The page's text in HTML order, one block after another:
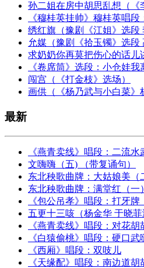
孙二姐在房中胡思乱想（《
《穆桂英挂帅》穆桂英唱
绣红旗（豫剧《江姐》选段
允媒（豫剧《拾玉镯》选段
求奶奶你再莫把伤心的话儿
《卷席筒》选段：小仓娃
闯宫（《打金枝》选场）
画供（《杨乃武与小白菜》
最新
《燕青卖线》唱段：二流水
文嗨嗨（五) （带复诵句）
东北秧歌曲牌：大姑娘美（
东北秧歌曲牌：满堂红（一）
《包公吊孝》唱段：打牙牌
五更十三咳（杨金华 于晓菲
《燕青卖线》唱段：对花胡
《白猿偷桃》唱段：硬口武
《西厢》唱段：双吱儿
《天缘配》唱段：南边道胡